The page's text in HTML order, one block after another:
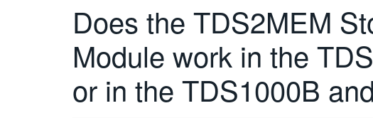
Does the TDS2MEM
Module work in the
or in the TDS1000B